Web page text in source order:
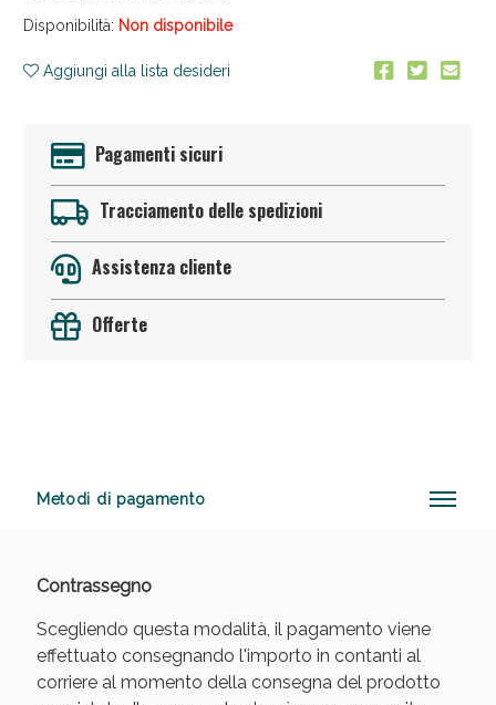
Disponibilità: Non disponibile
Aggiungi alla lista desideri
Pagamenti sicuri
Tracciamento delle spedizioni
Assistenza cliente
Offerte
Metodi di pagamento
Contrassegno
Scegliendo questa modalità, il pagamento viene
effettuato consegnando l'importo in contanti al
corriere al momento della consegna del prodotto
Anticellulite e Fanghi: Sconto fino al 40% valido